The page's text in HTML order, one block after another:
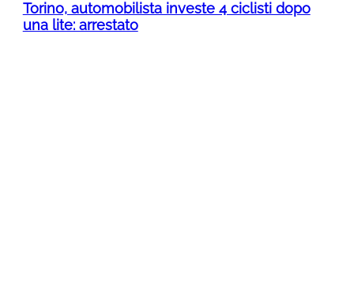
Torino, automobilista investe 4 ciclisti dopo
una lite: arrestato